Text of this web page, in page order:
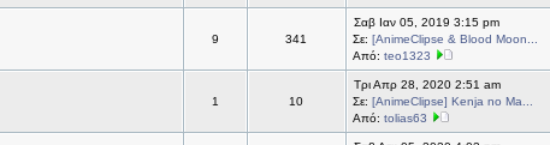
9 341
Σαβ Ιαν 05, 2019 3:15 pm
Σε: [AnimeClipse & Blood Moon...
Από: teo1323
1 10
Τρι Απρ 28, 2020 2:51 am
Σε: [AnimeClipse] Kenja no Ma...
Από: tolias63